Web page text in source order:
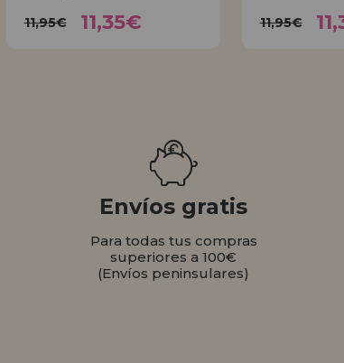
11,95€ 11,35€ 11,95€
Envíos gratis
Para todas tus compras
superiores a 100€
(Envíos peninsulares)